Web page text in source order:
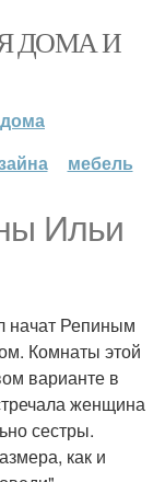
ДОМА И
мебель
Ильи
начат Репиным
Комнаты этой
варианте в
женщина
сестры.
как и